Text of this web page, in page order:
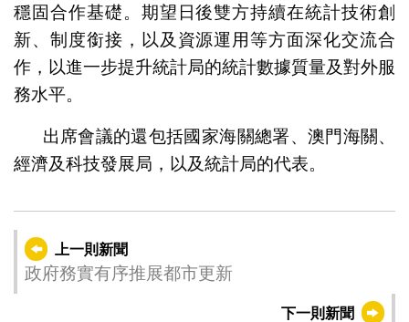
穩固合作基礎。期望日後雙方持續在統計技術創
新、制度銜接，以及資源運用等方面深化交流合
作，以進一步提升統計局的統計數據質量及對外服
務水平。
出席會議的還包括國家海關總署、澳門海關、
經濟及科技發展局，以及統計局的代表。
上一則新聞
政府務實有序推展都市更新
下一則新聞